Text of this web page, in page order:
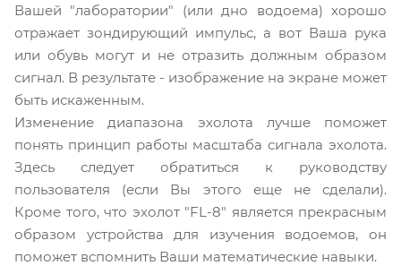
Вашей "лаборатории" (или дно водоема) хорошо
отражает зондирующий импульс, а вот Ваша рука
или обувь могут и не отразить должным образом
сигнал. В результате - изображение на экране может
быть искаженным.
Изменение диапазона эхолота лучше поможет
понять принцип работы масштаба сигнала эхолота.
Здесь следует обратиться к руководству
пользователя (если Вы этого еще не сделали).
Кроме того, что эхолот "FL-8" является прекрасным
образом устройства для изучения водоемов, он
поможет вспомнить Ваши математические навыки.